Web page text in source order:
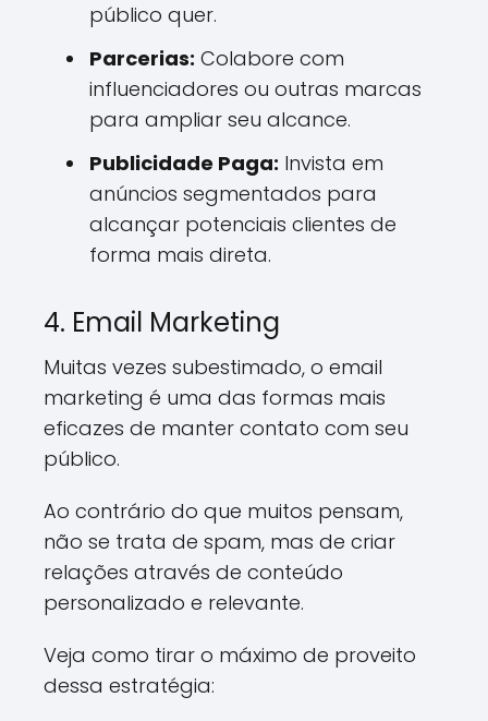
público quer.
Parcerias: Colabore com
influenciadores ou outras marcas
para ampliar seu alcance.
Publicidade Paga: Invista em
anúncios segmentados para
alcançar potenciais clientes de
forma mais direta.
4. Email Marketing
Muitas vezes subestimado, o email
marketing é uma das formas mais
eficazes de manter contato com seu
público.
Ao contrário do que muitos pensam,
não se trata de spam, mas de criar
relações através de conteúdo
personalizado e relevante.
Veja como tirar o máximo de proveito
dessa estratégia: